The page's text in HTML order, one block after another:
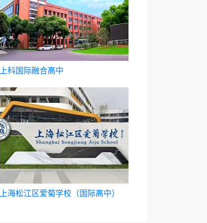
上科国际融合高中
上海松江区爱菊学校（国际高中）